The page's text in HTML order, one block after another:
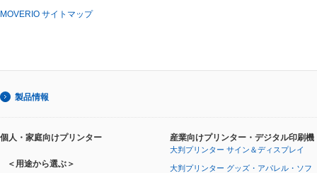
MOVERIO サイトマップ
製品情報
個人・家庭向けプリンター
＜用途から選ぶ＞
産業向けプリンター・デジタル印刷機
大判プリンター サイン＆ディスプレイ
大判プリンター グッズ・アパレル・ソフ